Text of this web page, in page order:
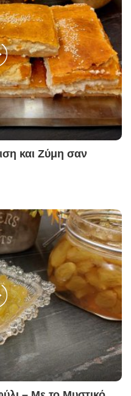
και Ζύμη σαν